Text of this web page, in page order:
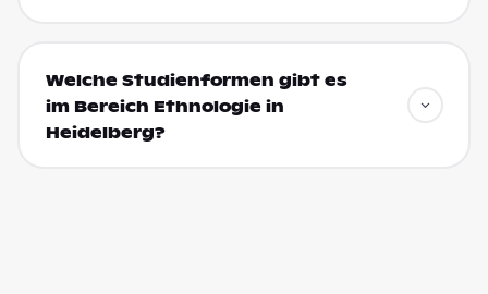
Welche Studienformen gibt es
im Bereich Ethnologie in
Heidelberg?